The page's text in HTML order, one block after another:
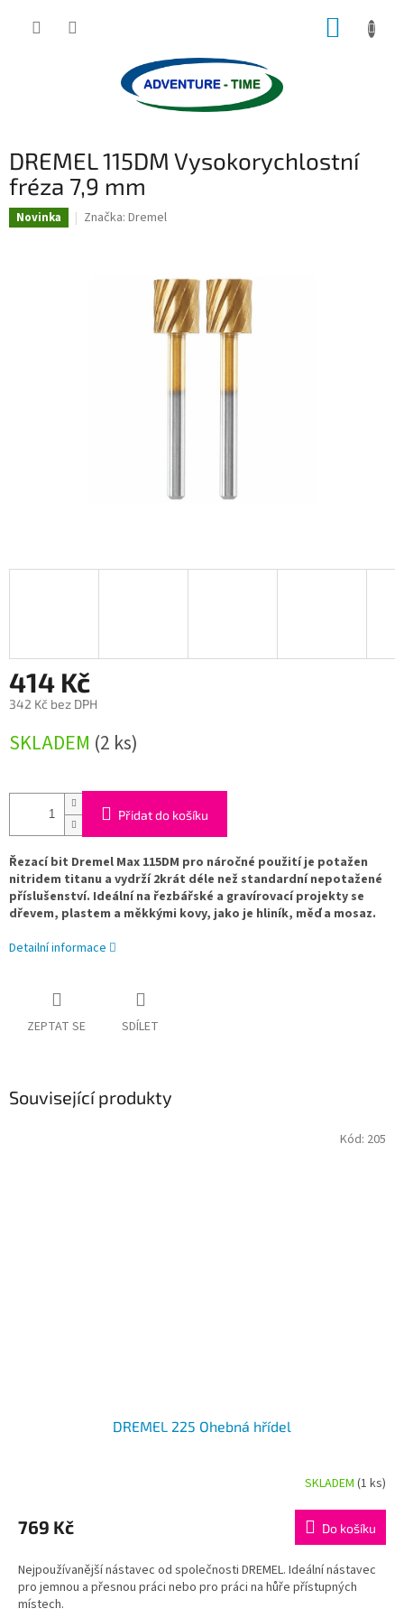
DREMEL 115DM Vysokorychlostní
fréza 7,9 mm
Novinka Značka: Dremel
414 Kč
342 Kč bez DPH
cena:
SKLADEM (2 ks)
Přidat do košíku
Řezací bit Dremel Max 115DM pro náročné použití je potažen
nitridem titanu a vydrží 2krát déle než standardní nepotažené
příslušenství. Ideální na řezbářské a gravírovací projekty se
dřevem, plastem a měkkými kovy, jako je hliník, měď a mosaz.
Detailní informace
ZEPTAT SE SDÍLET
Související produkty
DREMEL 225 Ohebná hřídel
produktu
je
z
5
hvězdiček.
SKLADEM(1 ks)
769 Kč Do košíku
Nejpoužívanější nástavec od společnosti DREMEL. Ideální nástavec
pro jemnou a přesnou práci nebo pro práci na hůře přístupných
místech.
Kód: 205